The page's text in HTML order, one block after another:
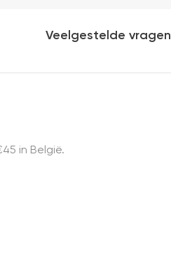
Veelgestelde vragen
in België.